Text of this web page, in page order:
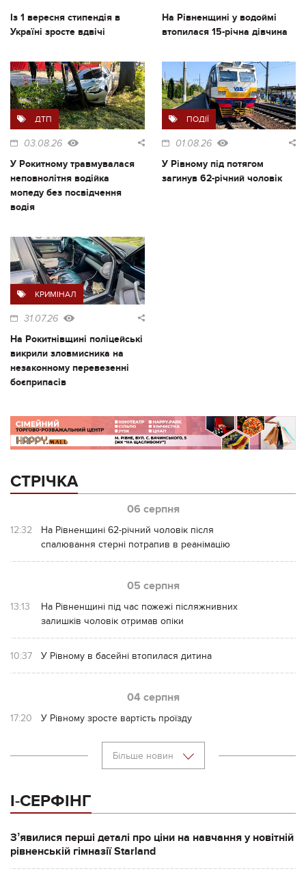
Із 1 вересня стипендія в
Україні зросте вдвічі
На Рівненщині у водоймі
втопилася 15-річна дівчина
ДТП
03.08.26
У Рокитному травмувалася
неповнолітня водійка
мопеду без посвідчення
водія
ПОДІЇ
01.08.26
У Рівному під потягом
загинув 62-річний чоловік
КРИМІНАЛ
31.07.26
На Рокитнівщині поліцейські
викрили зловмисника на
незаконному перевезенні
боєприпасів
СТРІЧКА
06 серпня
12:32
На Рівненщині 62-річний чоловік після
спалювання стерні потрапив в реанімацію
05 серпня
13:13
На Рівненщині під час пожежі післяжнивних
залишків чоловік отримав опіки
10:37 У Рівному в басейні втопилася дитина
04 серпня
17:20 У Рівному зросте вартість проїзду
Більше новин
І-СЕРФІНГ
Зʼявилися перші деталі про ціни на навчання у новітній
рівненській гімназії Starland